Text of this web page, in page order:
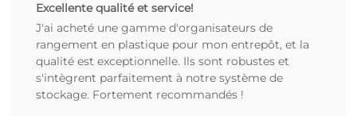
Excellente qualité et service!
J'ai acheté une gamme d'organisateurs de
rangement en plastique pour mon entrepôt, et la
qualité est exceptionnelle. Ils sont robustes et
s'intègrent parfaitement à notre système de
stockage. Fortement recommandés !